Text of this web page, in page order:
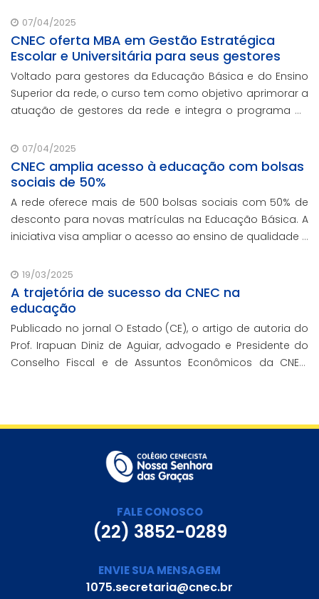
07/04/2025
CNEC oferta MBA em Gestão Estratégica
Escolar e Universitária para seus gestores
Voltado para gestores da Educação Básica e do Ensino
Superior da rede, o curso tem como objetivo aprimorar a
atuação de gestores da rede e integra o programa de
contando com o oferecimento gratuito da Re
07/04/2025
CNEC amplia acesso à educação com bolsas
sociais de 50%
A rede oferece mais de 500 bolsas sociais com 50% de
desconto para novas matrículas na Educação Básica. A
iniciativa visa ampliar o acesso ao ensino de qualidade e
19/03/2025
A trajetória de sucesso da CNEC na
educação
Publicado no jornal O Estado (CE), o artigo de autoria do
Prof. Irapuan Diniz de Aguiar, advogado e Presidente do
Conselho Fiscal e de Assuntos Econômicos da CNEC,
FALE CONOSCO
(22) 3852-0289
ENVIE SUA MENSAGEM
1075.secretaria@cnec.br